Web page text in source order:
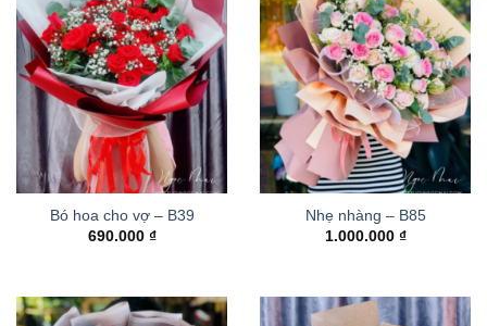
Bó hoa cho vợ – B39
690.000 ₫
Nhẹ nhàng – B85
1.000.000 ₫